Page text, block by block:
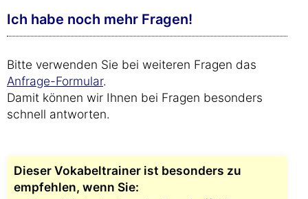
Ich habe noch mehr Fragen!
Bitte verwenden Sie bei weiteren Fragen das
Anfrage-Formular.
Damit können wir Ihnen bei Fragen besonders
schnell antworten.
Dieser Vokabeltrainer ist besonders zu
empfehlen, wenn Sie: